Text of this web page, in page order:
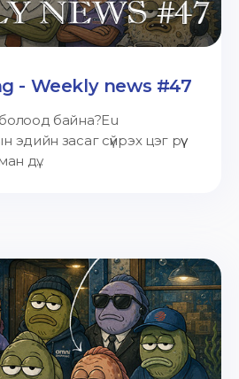
- Weekly news #47
байна?Eu
эдийн засаг сүйрэх цэг рүү
дү...